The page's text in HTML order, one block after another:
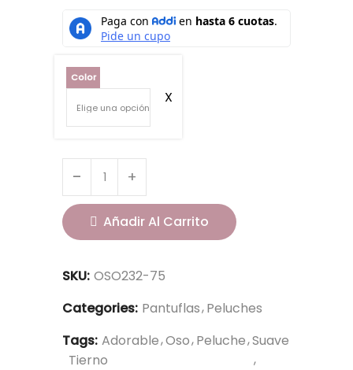
Color
Añadir Al Carrito
SKU: OSO232-75
Categories: Pantuflas Peluches
Tags: Adorable Oso Peluche Suave
Tierno